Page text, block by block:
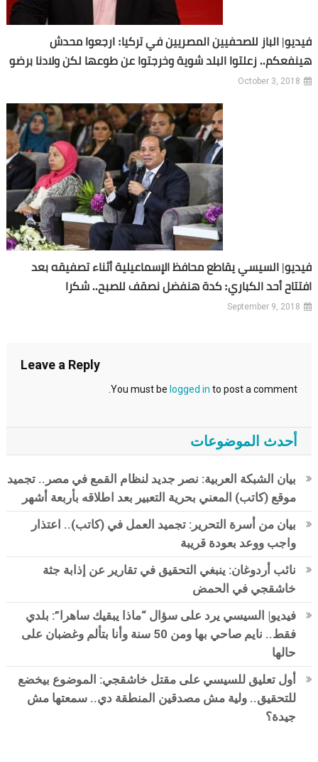
فيديو| الباز للصحفيين المصريين في تركيا: ارجعوا محدش
هينفعكم.. زعلتوا البلد شوية وخرجتوا عن طوعها لكن ولادنا برضو
October 3, 2018
فيديو| السيسي يقاطع محافظ الإسماعيلية أثناء تصفيقه بعد
افتتاح أحد الكباري: كدة هنفضل نصقف للصبح.. شكرا
September 9, 2018
Leave a Reply
You must be logged in to post a comment.
أحدث الموضوعات
بيان الشبكة العربية: نصر جديد لنظام القمع في مصر.. تجميد
موقع (كاتب) المعني بحرية التعبير بعد اطلاقه بأربعة أشهر
بيان من أسرة التحرير: تجميد العمل في (كاتب).. اعتذار
واجب ووعد بعودة قريبة
نائب أردوغان: ينبغي التحقيق في تقارير عن إذابة جثة
خاشقجي في الحمض
فيديو| السيسي يرد على سؤال “ماذا يبقيك ساهرا”: بلدي
فقط.. نايم صاحي بها ومن 50 سنة وأنا بتألم وغضبان على
حالها
أول تعليق للسيسي على مقتل خاشقجي: الموضوع بيخضع
للتحقيق.. ولية مش مصدقين المنطقة دي.. سمعتها مش
جيدة؟